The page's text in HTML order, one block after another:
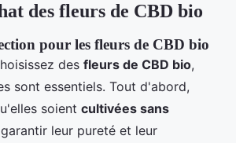
des fleurs de CBD bio
pour les fleurs de CBD bio
des fleurs de CBD bio,
sont essentiels. Tout d'abord,
soient cultivées sans
leur pureté et leur